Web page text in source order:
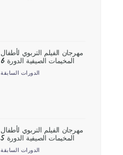
مهرجان الفيلم التربوي لأطفال
المخيمات الصيفية الدورة 6
الدورات السابقة
مهرجان الفيلم التربوي لأطفال
المخيمات الصيفية الدورة 5
الدورات السابقة